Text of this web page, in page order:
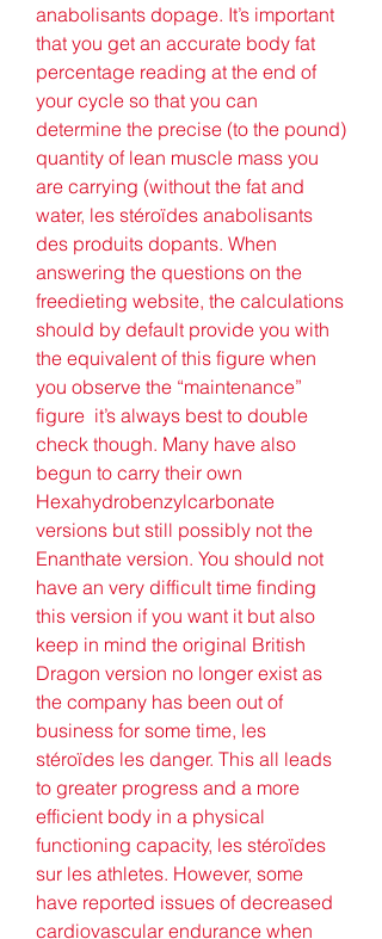
anabolisants dopage. It’s important
that you get an accurate body fat
percentage reading at the end of
your cycle so that you can
determine the precise (to the pound)
quantity of lean muscle mass you
are carrying (without the fat and
water, les stéroïdes anabolisants
des produits dopants. When
answering the questions on the
freedieting website, the calculations
should by default provide you with
the equivalent of this figure when
you observe the “maintenance”
figure  it’s always best to double
check though. Many have also
begun to carry their own
Hexahydrobenzylcarbonate
versions but still possibly not the
Enanthate version. You should not
have an very difficult time finding
this version if you want it but also
keep in mind the original British
Dragon version no longer exist as
the company has been out of
business for some time, les
stéroïdes les danger. This all leads
to greater progress and a more
efficient body in a physical
functioning capacity, les stéroïdes
sur les athletes. However, some
have reported issues of decreased
cardiovascular endurance when